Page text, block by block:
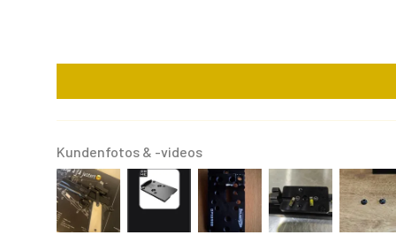
Kundenfotos & -videos